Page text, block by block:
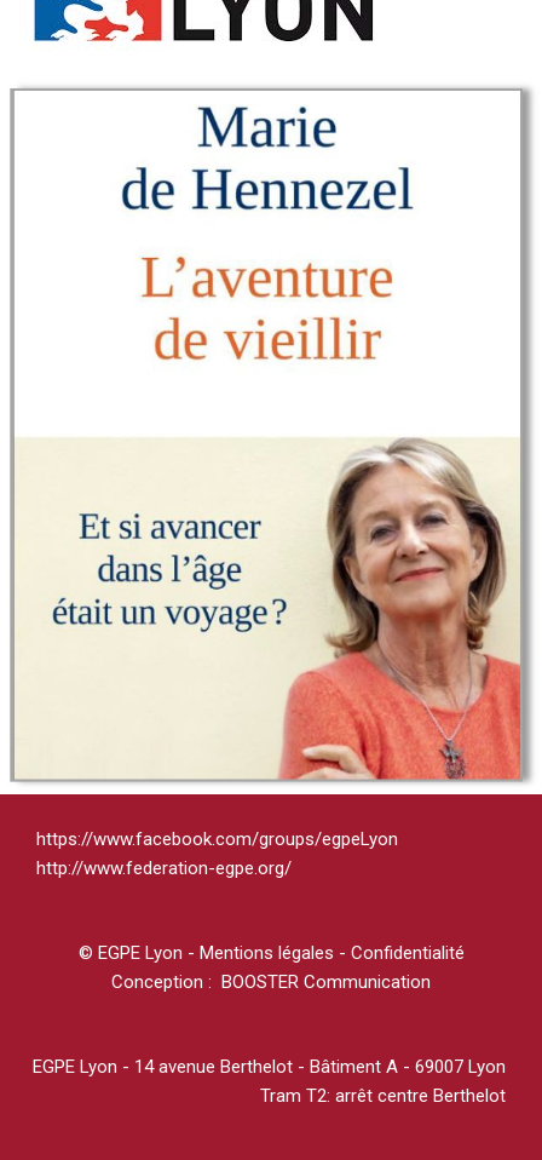
https://www.facebook.com/groups/egpeLyon
http://www.federation-egpe.org/
© EGPE Lyon - Mentions légales - Confidentialité
Conception : BOOSTER Communication
EGPE Lyon - 14 avenue Berthelot - Bâtiment A - 69007 Lyon
Tram T2: arrêt centre Berthelot